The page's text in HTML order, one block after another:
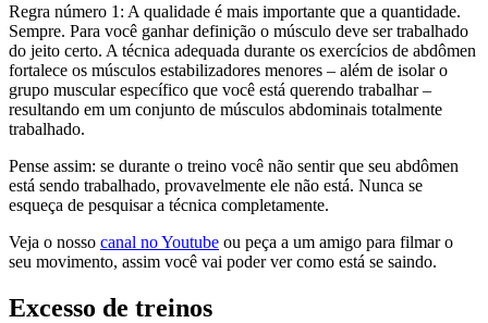
Regra número 1: A qualidade é mais importante que a quantidade.
Sempre. Para você ganhar definição o músculo deve ser trabalhado
do jeito certo. A técnica adequada durante os exercícios de abdômen
fortalece os músculos estabilizadores menores – além de isolar o
grupo muscular específico que você está querendo trabalhar –
resultando em um conjunto de músculos abdominais totalmente
trabalhado.
Pense assim: se durante o treino você não sentir que seu abdômen
está sendo trabalhado, provavelmente ele não está. Nunca se
esqueça de pesquisar a técnica completamente.
Veja o nosso canal no Youtube ou peça a um amigo para filmar o
seu movimento, assim você vai poder ver como está se saindo.
Excesso de treinos